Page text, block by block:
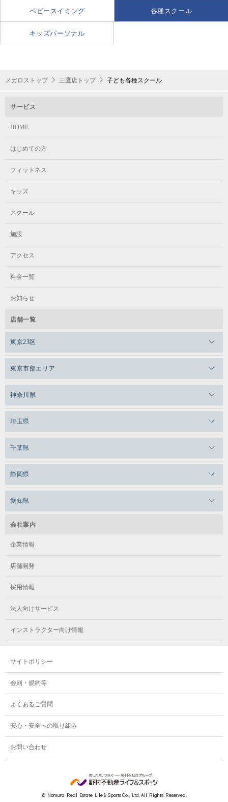
稽古によって集中力が養われ、
相手を思いやる心が芽生えます。
毎週火曜日 17:35～18:35
料金
キッズ
8,880円（税込9,768円）
ジュニア
身体のラインを整え、柔軟性を高め、
美しさを引きだしてくれるバレエは
お子さまの情操教育にも効果的です。
集団でのレッスンで協調性やチームワークを養い、
また、定期的に発表会を行い、
体験予約はこちらから！
スケジュール
リトル
年中～小学1年生
毎週水曜日 16:00～17:00
ベーシック
小学2年生～小学6年生
毎週水曜日 17:00～18:00
料金
リトル
8,880円（税込9,768円）
ベーシック
3歳～小学生を対象に新たなプログラムとしてスタート！
楽しみながらステップアップできるよう、一人ひとりしっかり
とサポートします。
体験予約はこちらから！
スケジュール
3歳～小学2年生
金 / 16:30～17:30
土 / 8:30～9:30
キッズ
小学1年生～小学6年生
土 / 9:30～10:30
料金
リトル / キッズ
3歳～小学6年生
ベビースイミング 各種スクール
キッズパーソナル
メガロストップ 三鷹店トップ 子ども各種スクール
サービス
HOME
はじめての方
フィットネス
キッズ
スクール
施設
アクセス
料金一覧
お知らせ
店舗一覧
東京23区
メガロスルフレ恵比寿
メガロス日比谷シャンテ
メガロス白金台
メガロス田端
メガロスキッズ錦糸町
メガロス葛飾
東京市部エリア
メガロス三鷹
メガロスルフレ三鷹
メガロス武蔵小金井
メガロスルフレ武蔵小金井
メガロス玉川学園テニススクール
メガロス東小金井学童クラブ
神奈川県
メガロス上永谷
メガロスルフレ上永谷
メガロス神奈川
メガロス日吉
メガロス綱島
メガロスルフレ綱島
メガロス市ヶ尾
メガロス鷺沼
メガロスルフレ鷺沼
メガロス相模大野
メガロス大和
埼玉県
メガロスルフレ草加
千葉県
メガロス本八幡
静岡県
愛知県
メガロステラッセ納屋橋
メガロス千種
会社案内
企業情報
店舗開発
採用情報
法人向けサービス
インストラクター向け情報
サイトポリシー
会則・規約等
よくあるご質問
安心・安全への取り組み
お問い合わせ
© Nomura Real Estate Life & Sports Co., Ltd. All Rights Reserved.